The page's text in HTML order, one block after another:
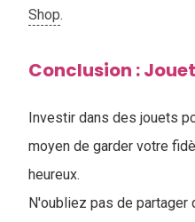
Shop.
Conclusion :
Investir dans des jouets
moyen de garder votre
heureux.
N'oubliez pas de partager